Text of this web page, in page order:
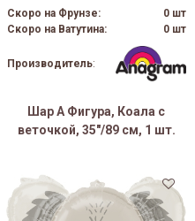
Скоро на Фрунзе:
0 шт
Скоро на Ватутина:
0 шт
Производитель:
Шар А Фигура, Коала с
веточкой, 35"/89 см, 1 шт.